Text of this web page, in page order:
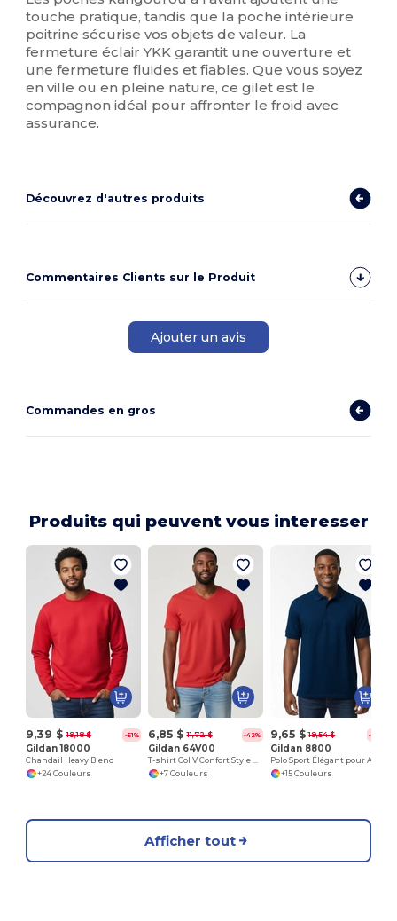
touche pratique, tandis que la poche intérieure
poitrine sécurise vos objets de valeur. La
fermeture éclair YKK garantit une ouverture et
une fermeture fluides et fiables. Que vous soyez
en ville ou en pleine nature, ce gilet est le
compagnon idéal pour affronter le froid avec
assurance.
Découvrez d'autres produits
Commentaires Clients sur le Produit
Ajouter un avis
Commandes en gros
Produits qui peuvent vous interesser
9,39 $ 19,18 $ -51%
Gildan 18000
Chandail Heavy Blend
+24 Couleurs
6,85 $ 11,72 $ -42%
Gildan 64V00
T-shirt Col V Confort Style Européen
+7 Couleurs
9,65 $ 19,54 $ -51%
Gildan 8800
+15 Couleurs
Afficher tout